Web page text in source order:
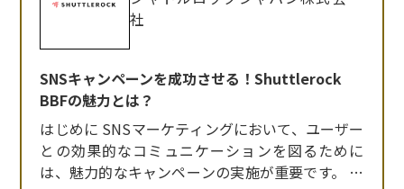
社
SNSキャンペーンを成功させる！Shuttlerock
BBFの魅力とは？
はじめに SNSマーケティングにおいて、ユーザー
との効果的なコミュニケーションを図るために
は、魅力的なキャンペーンの実施が重要です。 特